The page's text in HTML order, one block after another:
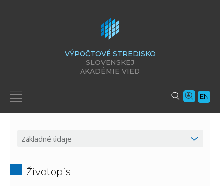
VÝPOČTOVÉ STREDISKO
SLOVENSKEJ
AKADÉMIE VIED
EN
Životopis